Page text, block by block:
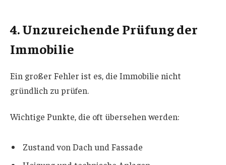
4. Unzureichende Prüfung der
Immobilie
Ein großer Fehler ist es, die Immobilie nicht
gründlich zu prüfen.
Wichtige Punkte, die oft übersehen werden:
Zustand von Dach und Fassade